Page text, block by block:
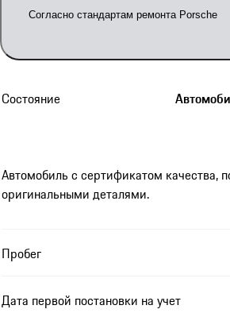
Согласно стандартам ремонта Porsche
Состояние
Автомобиль с сертификатом качества,
оригинальными деталями.
Пробег
Дата первой постановки на учет